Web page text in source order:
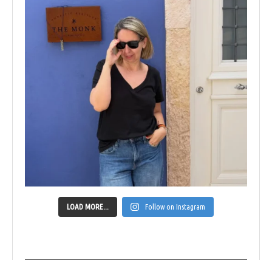
LOAD MORE... Follow on Instagram